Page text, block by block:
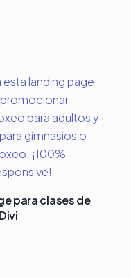
para clases de